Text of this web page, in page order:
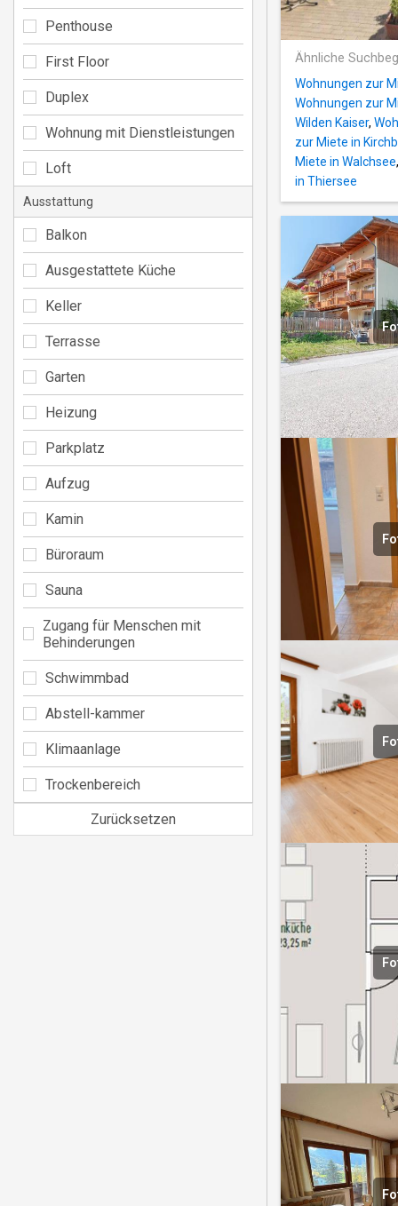
Ähnliche
Wohnungen zur
Wohnungen zur
Wilden Kaiser,
zur Miete in
Miete in Walchsee,
in Thiersee
Penthouse
First Floor
Duplex
Wohnung mit Dienstleistungen
Loft
Ausstattung
Balkon
Ausgestattete Küche
Keller
Terrasse
Garten
Heizung
Parkplatz
Aufzug
Kamin
Büroraum
Sauna
Zugang für Menschen mit
Behinderungen
Schwimmbad
Abstell-kammer
Klimaanlage
Trockenbereich
Zurücksetzen